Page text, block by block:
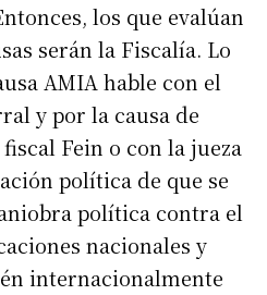
los que evalúan
serán la Fiscalía. Lo
AMIA hable con el
y por la causa de
Fein o con la jueza
política de que se
política contra el
nacionales y
internacionalmente